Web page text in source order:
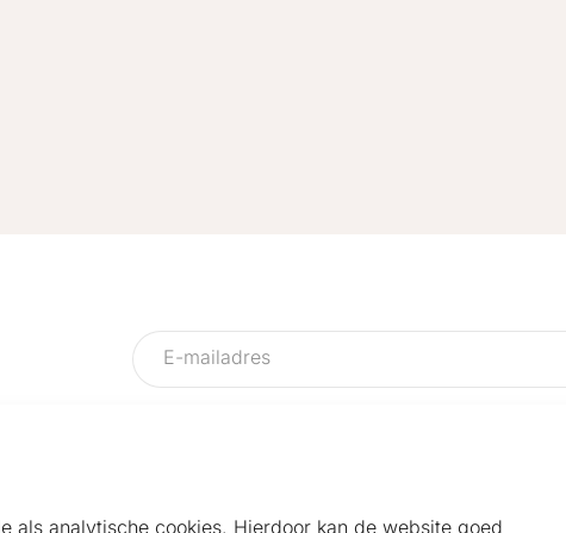
als analytische cookies. Hierdoor kan de website goed